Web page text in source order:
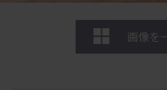
画像を